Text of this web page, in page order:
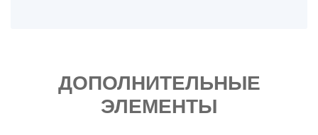
ДОПОЛНИТЕЛЬНЫЕ
ЭЛЕМЕНТЫ